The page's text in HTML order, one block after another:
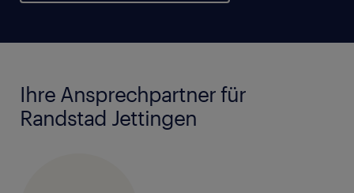
Ihre Ansprechpartner für
Randstad Jettingen